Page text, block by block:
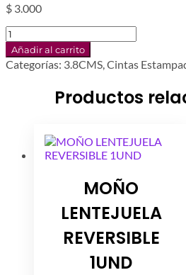
$ 3.000
CINTA
RENO
3.8CMS
1MT
Añadir al carrito
Categorías: 3.8CMS,Cintas
Productos
MOÑO
LENTEJUELA
REVERSIBLE
1UND